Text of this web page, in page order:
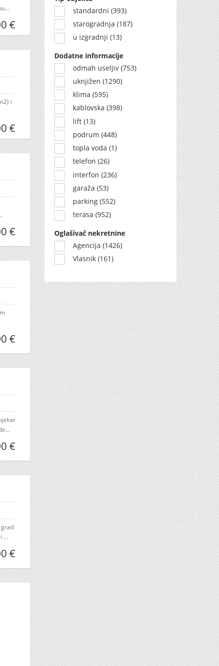
€
i
€
€
€
€
...
€
standardni (393)
starogradnja (187)
u izgradnji (13)
Dodatne informacije
odmah useljiv (753)
uknjižen (1290)
klima (595)
kablovska (398)
lift (13)
podrum (448)
topla voda (1)
telefon (26)
interfon (236)
garaža (53)
parking (552)
terasa (952)
Oglašivač nekretnine
Agencija (1426)
Vlasnik (161)